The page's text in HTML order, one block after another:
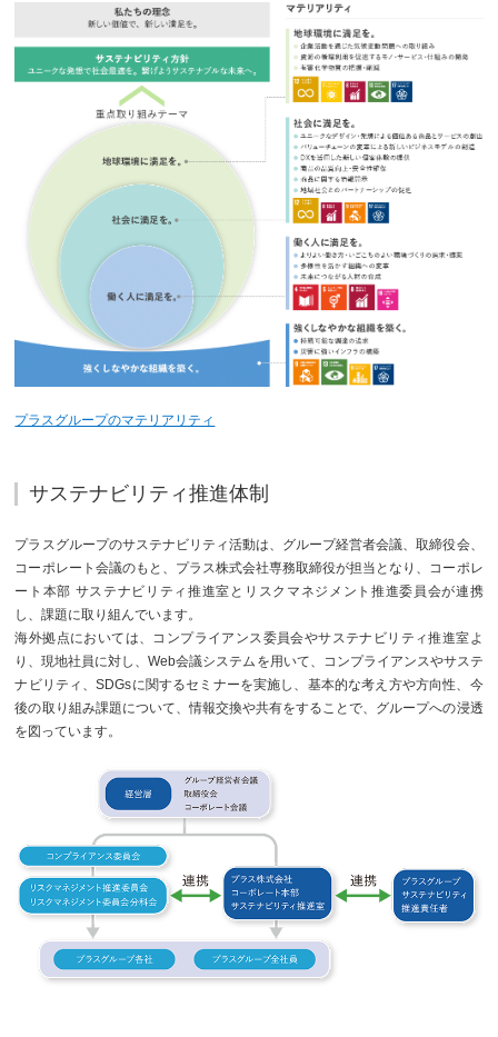
プラスグループのマテリアリティ
サステナビリティ推進体制
プラスグループのサステナビリティ活動は、グループ経営者会議、取締役会、
コーポレート会議のもと、プラス株式会社専務取締役が担当となり、コーポレ
ート本部 サステナビリティ推進室とリスクマネジメント推進委員会が連携
し、課題に取り組んでいます。
海外拠点においては、コンプライアンス委員会やサステナビリティ推進室よ
り、現地社員に対し、Web会議システムを用いて、コンプライアンスやサステ
ナビリティ、SDGsに関するセミナーを実施し、基本的な考え方や方向性、今
後の取り組み課題について、情報交換や共有をすることで、グループへの浸透
を図っています。